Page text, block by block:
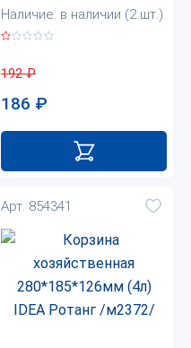
Наличие: в наличии (2 шт.)
192₽
186 ₽
Арт. 854341